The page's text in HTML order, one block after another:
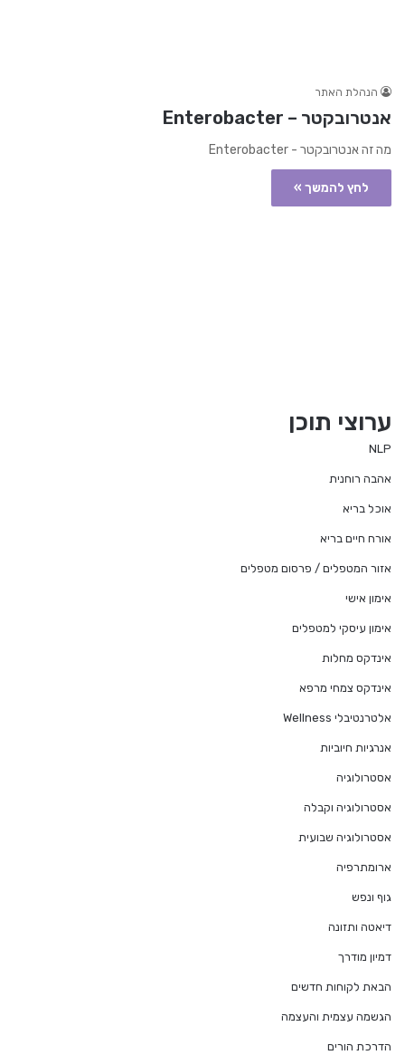
הנהלת האתר
אנטרובקטר – Enterobacter
מה זה אנטרובקטר - Enterobacter
לחץ להמשך »
ערוצי תוכן
NLP
אהבה רוחנית
אוכל בריא
אורח חיים בריא
אזור המטפלים / פרסום מטפלים
אימון אישי
אימון עיסקי למטפלים
אינדקס מחלות
אינדקס צמחי מרפא
אלטרנטיבלי Wellness
אנרגיות חיוביות
אסטרולוגיה
אסטרולוגיה וקבלה
אסטרולוגיה שבועית
ארומתרפיה
גוף ונפש
דיאטה ותזונה
דמיון מודרך
הבאת לקוחות חדשים
הגשמה עצמית והעצמה
הדרכת הורים